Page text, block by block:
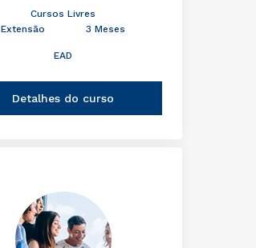
Cursos Livres
Extensão
3 Meses
EAD
Detalhes do curso